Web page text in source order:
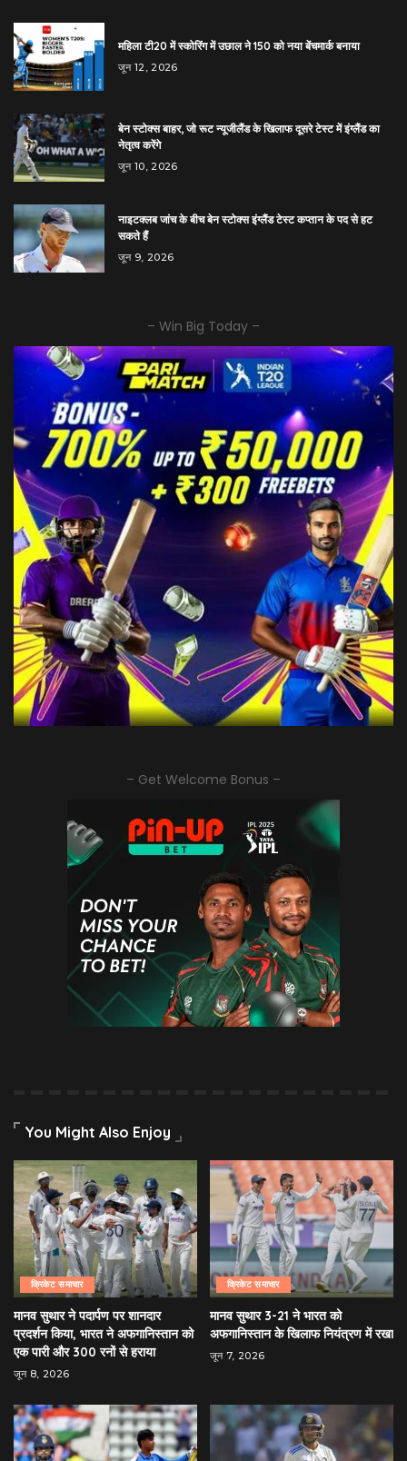
महिला टी20 में स्कोरिंग में उछाल ने 150 को नया बेंचमार्क बनाया
जून 12, 2026
बेन स्टोक्स बाहर, जो रूट न्यूजीलैंड के खिलाफ दूसरे टेस्ट में इंग्लैंड का
नेतृत्व करेंगे
जून 10, 2026
नाइटक्लब जांच के बीच बेन स्टोक्स इंग्लैंड टेस्ट कप्तान के पद से हट
सकते हैं
जून 9, 2026
– Win Big Today –
– Get Welcome Bonus –
You Might Also Enjoy
क्रिकेट समाचार
मानव सुथार ने पदार्पण पर शानदार
प्रदर्शन किया, भारत ने अफगानिस्तान को
एक पारी और 300 रनों से हराया
जून 8, 2026
क्रिकेट समाचार
मानव सुथार 3-21 ने भारत को
अफगानिस्तान के खिलाफ नियंत्रण में रखा
जून 7, 2026